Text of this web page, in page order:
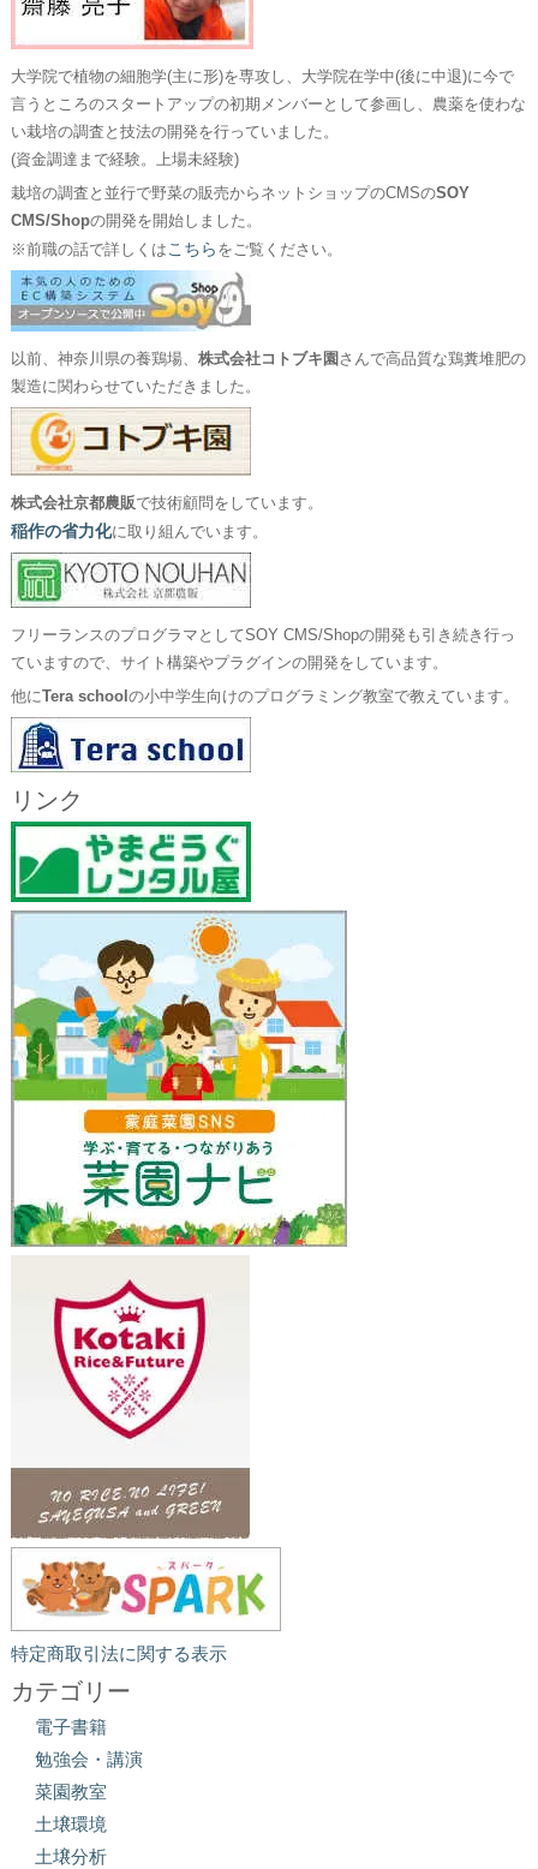
大学院で植物の細胞学(主に形)を専攻し、大学院在学中(後に中退)に今で
言うところのスタートアップの初期メンバーとして参画し、農薬を使わな
い栽培の調査と技法の開発を行っていました。
(資金調達まで経験。上場未経験)
栽培の調査と並行で野菜の販売からネットショップのCMSのSOY
CMS/Shopの開発を開始しました。
※前職の話で詳しくはこちら をご覧ください。
以前、神奈川県の養鶏場、 株式会社コトブキ園 さんで高品質な鶏糞堆肥の
製造に関わらせていただきました。
株式会社京都農販で技術顧問をしています。
稲作の省力化に取り組んでいます。
フリーランスのプログラマとしてSOY CMS/Shopの開発も引き続き行っ
ていますので、サイト構築やプラグインの開発をしています。
他にTera school の小中学生向けのプログラミング教室で教えています。
リンク
特定商取引法に関する表示
カテゴリー
電子書籍
勉強会・講演
菜園教室
土壌環境
土壌分析